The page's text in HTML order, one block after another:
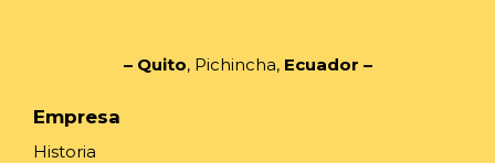
– Quito, Pichincha, Ecuador –
Empresa
Historia